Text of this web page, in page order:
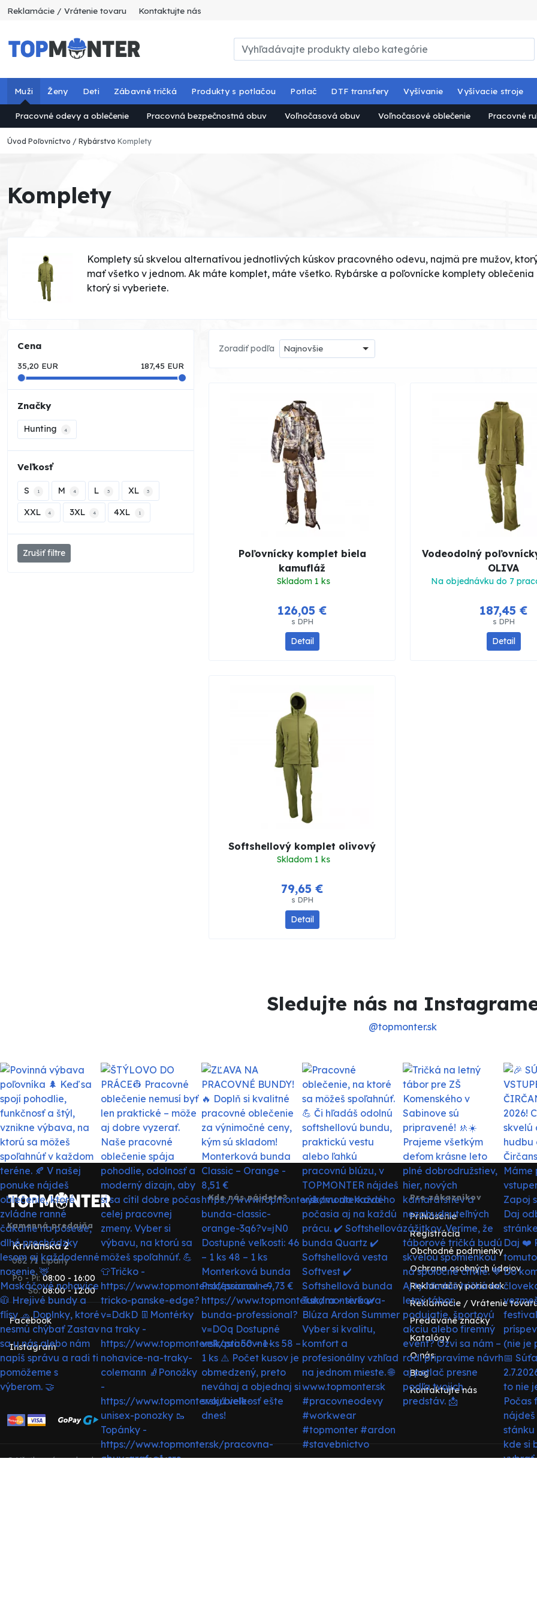
Reklamácie / Vrátenie tovaru Kontaktujte nás
Muži
Pracovné odevy a oblečenie Pracovná bezpečnostná obuv Voľnočasová obuv Voľnočasové oblečenie Pracovné
Ženy Deti Zábavné tričká Produkty s potlačou Potlač DTF transfery Vyšívanie Vyšívacie stroje
Úvod Poľovníctvo / Rybárstvo Komplety
Komplety
Komplety sú skvelou alternatívou jednotlivých kúskov pracovného odevu, najmä pre mužov,
mať všetko v jednom. Ak máte komplet, máte všetko. Rybárske a poľovnícke komplety
ktorý si vyberiete.
Cena
35,20 EUR 187,45 EUR
Značky
Hunting 4
Veľkosť
S 1 M 4 L 3 XL 3
XXL 4 3XL 4 4XL 1
Zrušiť filtre
Zoradiť podľa Najnovšie
Poľovnícky komplet biela
kamufláž
Skladom 1 ks
126,05 €
s DPH
Detail
Vodeodolný
OLIVA
Na objednávku do 7
187,45 €
s DPH
Detail
Softshellový komplet olivový
Skladom 1 ks
79,65 €
s DPH
Detail
Sledujte nás na
@topmonter.sk
Kamenná predajňa
Krivianska 2
082 71 Lipany
Po - Pi:
So:
08:00 - 16:00
08:00 - 12:00
Facebook
Instagram
Kde nás nájdete? Pre zákazníkov
Prihlásenie
Registrácia
Obchodné podmienky
Ochrana osobných údajov
Reklamačný poriadok
Reklamácie / Vrátenie
Predávané značky
Katalógy
O nás
Blog
Kontaktujte nás
© Všetky práva vyhradené pre BRS COMPANY s.r.o